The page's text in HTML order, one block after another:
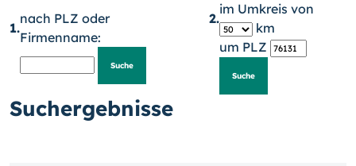
1.
nach PLZ oder
Firmenname:
2.
im Umkreis von
km
um PLZ
Suchergebnisse